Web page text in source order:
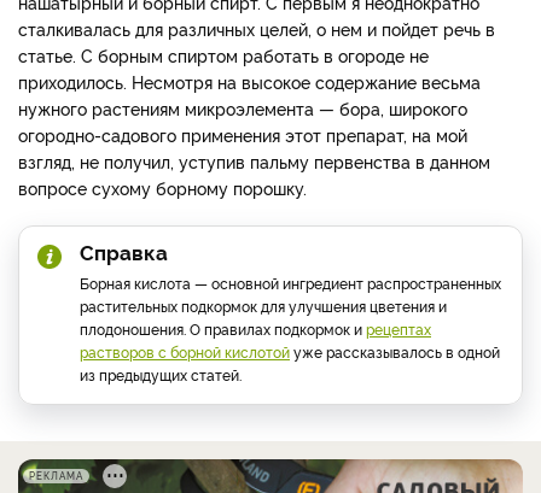
сталкивалась для различных целей, о нем и пойдет речь в
статье. С борным спиртом работать в огороде не
приходилось. Несмотря на высокое содержание весьма
нужного растениям микроэлемента — бора, широкого
огородно-садового применения этот препарат, на мой
взгляд, не получил, уступив пальму первенства в данном
вопросе сухому борному порошку.
Справка
Борная кислота — основной ингредиент распространенных
растительных подкормок для улучшения цветения и
плодоношения. О правилах подкормок ирецептах
растворов с борной кислотойуже рассказывалось в одной
из предыдущих статей.
РЕКЛАМА